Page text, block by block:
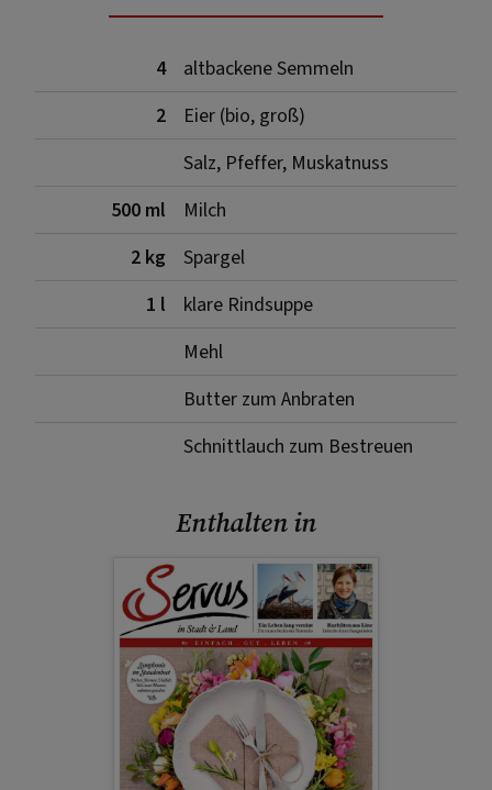
4
altbackene Semmeln
2
Eier (bio, groß)
Salz, Pfeffer, Muskatnuss
500 ml
Milch
2 kg
Spargel
1 l
klare Rindsuppe
Mehl
Butter zum Anbraten
Schnittlauch zum Bestreuen
Enthalten in